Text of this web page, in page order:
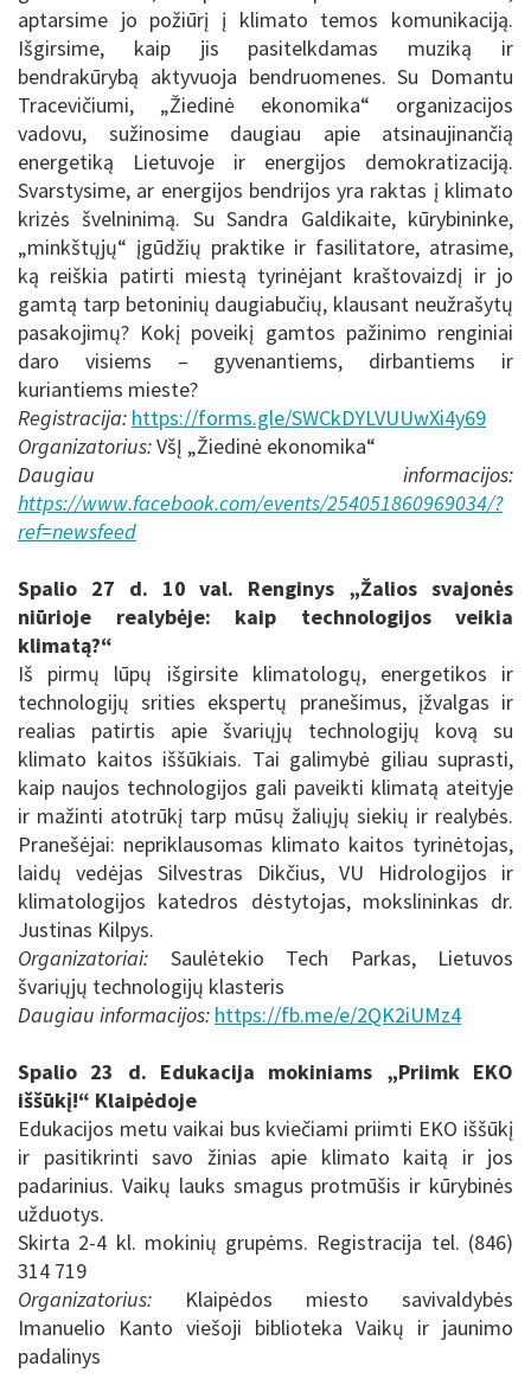
aptarsime jo požiūrį į klimato temos komunikaciją.
Išgirsime, kaip jis pasitelkdamas muziką ir
bendrakūrybą aktyvuoja bendruomenes. Su Domantu
Tracevičiumi, „Žiedinė ekonomika“ organizacijos
vadovu, sužinosime daugiau apie atsinaujinančią
energetiką Lietuvoje ir energijos demokratizaciją.
Svarstysime, ar energijos bendrijos yra raktas į klimato
krizės švelninimą. Su Sandra Galdikaite, kūrybininke,
„minkštųjų“ įgūdžių praktike ir fasilitatore, atrasime,
ką reiškia patirti miestą tyrinėjant kraštovaizdį ir jo
gamtą tarp betoninių daugiabučių, klausant neužrašytų
pasakojimų? Kokį poveikį gamtos pažinimo renginiai
daro visiems – gyvenantiems, dirbantiems ir
kuriantiems mieste?
Registracija: https://forms.gle/SWCkDYLVUUwXi4y69
Organizatorius:VšĮ „Žiedinė ekonomika“
Daugiau informacijos:
https://www.facebook.com/events/254051860969034/?
ref=newsfeed
Spalio 27 d. 10 val. Renginys „Žalios svajonės
niūrioje realybėje: kaip technologijos veikia
klimatą?“
Iš pirmų lūpų išgirsite klimatologų, energetikos ir
technologijų srities ekspertų pranešimus, įžvalgas ir
realias patirtis apie švariųjų technologijų kovą su
klimato kaitos iššūkiais. Tai galimybė giliau suprasti,
kaip naujos technologijos gali paveikti klimatą ateityje
ir mažinti atotrūkį tarp mūsų žaliųjų siekių ir realybės.
Pranešėjai: nepriklausomas klimato kaitos tyrinėtojas,
laidų vedėjas Silvestras Dikčius, VU Hidrologijos ir
klimatologijos katedros dėstytojas, mokslininkas dr.
Justinas Kilpys.
Organizatoriai: Saulėtekio Tech Parkas, Lietuvos
švariųjų technologijų klasteris
Daugiau informacijos: https://fb.me/e/2QK2iUMz4
Spalio 23 d. Edukacija mokiniams „Priimk EKO
iššūkį!“ Klaipėdoje
Edukacijos metu vaikai bus kviečiami priimti EKO iššūkį
ir pasitikrinti savo žinias apie klimato kaitą ir jos
padarinius. Vaikų lauks smagus protmūšis ir kūrybinės
užduotys.
Skirta 2-4 kl. mokinių grupėms. Registracija tel. (846)
314 719
Organizatorius: Klaipėdos miesto savivaldybės
Imanuelio Kanto viešoji biblioteka Vaikų ir jaunimo
padalinys